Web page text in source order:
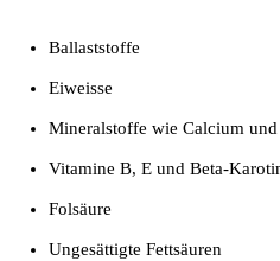
Ballaststoffe
Eiweisse
Mineralstoffe wie Calcium und
Vitamine B, E und Beta-
Folsäure
Ungesättigte Fettsäuren